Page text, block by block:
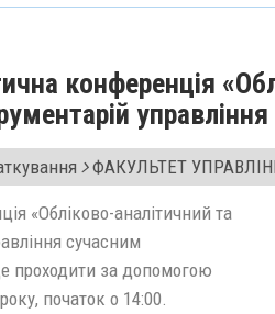
конференція
ФАКУЛЬТЕТ
«Обліково-аналітичний та
сучасним
проходити за допомогою
початок о 14:00.